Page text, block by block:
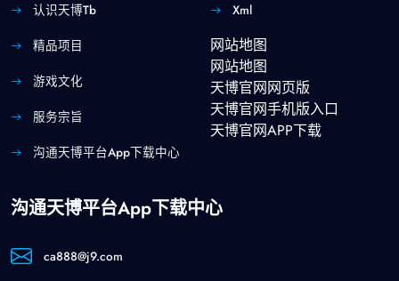
认识天博tb
精品项目
游戏文化
服务宗旨
沟通天博平台app下载中心
Xml
网站地图
网站地图
天博官网网页版
天博官网手机版入口
天博官网APP下载
沟通天博平台app下载中心
ca888@j9.com